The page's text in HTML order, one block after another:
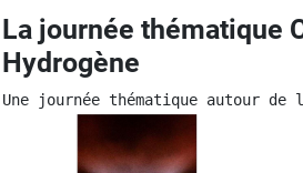
La journée thématique
Hydrogène
Une journée thématique autour